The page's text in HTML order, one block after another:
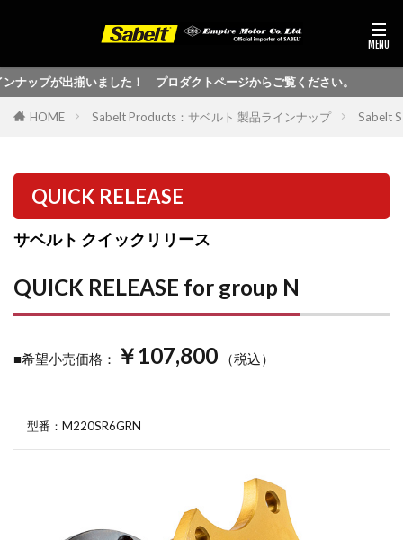
が出揃いました！ プロダクトページからご覧ください。
HOME Sabelt Products：サベルト 製品ラインナップ Sabelt
QUICK RELEASE
サベルト クイックリリース
QUICK RELEASE for group N
■希望小売価格： ￥107,800 （税込）
型番：M220SR6GRN